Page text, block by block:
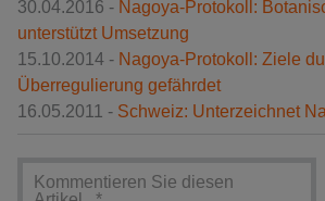
30.04.2016 - Nagoya-Protokoll:
unterstützt Umsetzung
15.10.2014 - Nagoya-Protokoll: Ziele
Überregulierung gefährdet
16.05.2011 - Schweiz: Unterzeichnet